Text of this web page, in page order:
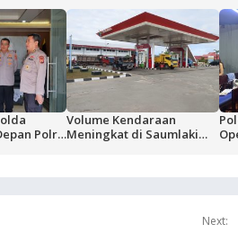
Polri
Volume Kendaraan
Meningkat di Saumlaki
Next: